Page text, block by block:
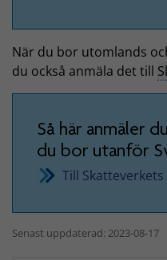
När du bor utomlands
du också anmäla det till
Så här anmäler
du bor utanför
Till
Senast uppdaterad: 2023-08-17